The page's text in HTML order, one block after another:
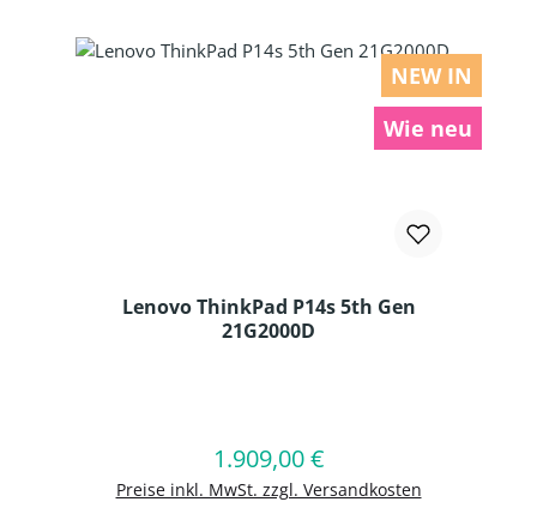
NEW IN
Wie neu
Lenovo ThinkPad P14s 5th Gen
21G2000D
Regulärer Preis:
1.909,00 €
Preise inkl. MwSt. zzgl. Versandkosten
In den Warenkorb